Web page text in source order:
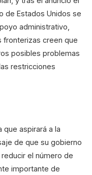
de Estados Unidos se
administrativo,
fronterizas creen que
posibles problemas
restricciones
que aspirará a la
de que su gobierno
el número de
importante de